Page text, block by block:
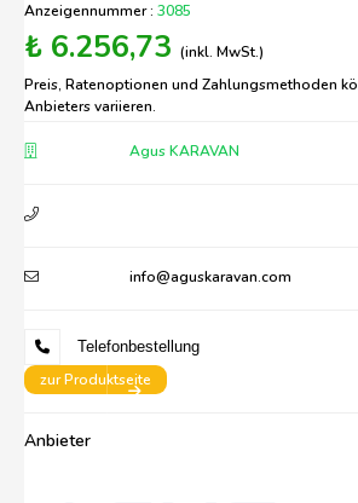
Anzeigennummer : 3085
₺ 6.256,73 (inkl. MwSt.)
Preis, Ratenoptionen und Zahlungsmethoden
Anbieters variieren.
Agus KARAVAN
info@aguskaravan.com
Telefonbestellung
zur Produktseite
Anbieter